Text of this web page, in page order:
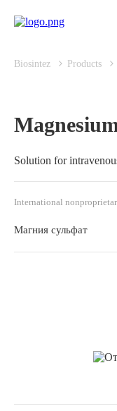
Biosintez Products
Solution for
International
Магния сульфат